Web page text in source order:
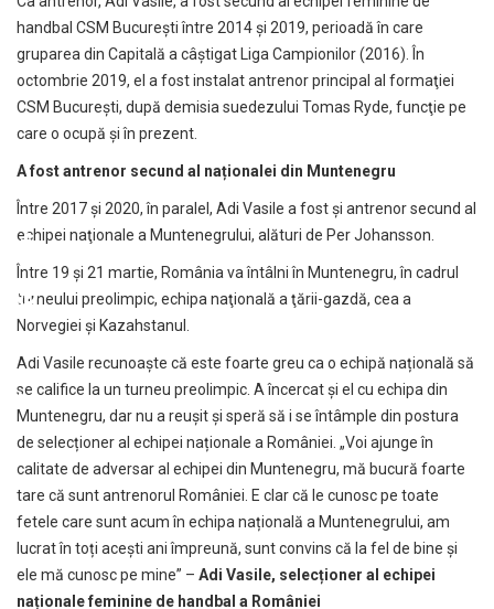
handbal CSM Bucureşti între 2014 şi 2019, perioadă în care
gruparea din Capitală a câştigat Liga Campionilor (2016). În
octombrie 2019, el a fost instalat antrenor principal al formaţiei
CSM Bucureşti, după demisia suedezului Tomas Ryde, funcţie pe
care o ocupă şi în prezent.
A fost antrenor secund al naționalei din Muntenegru
Între 2017 și 2020, în paralel, Adi Vasile a fost şi antrenor secund al
echipei naţionale a Muntenegrului, alături de Per Johansson.
Între 19 și 21 martie, România va întâlni în Muntenegru, în cadrul
turneului preolimpic, echipa naţională a ţării-gazdă, cea a
Norvegiei şi Kazahstanul.
Adi Vasile recunoaște că este foarte greu ca o echipă națională să
se califice la un turneu preolimpic. A încercat și el cu echipa din
Muntenegru, dar nu a reușit și speră să i se întâmple din postura
de selecționer al echipei naționale a României. „Voi ajunge în
calitate de adversar al echipei din Muntenegru, mă bucură foarte
tare că sunt antrenorul României. E clar că le cunosc pe toate
fetele care sunt acum în echipa națională a Muntenegrului, am
lucrat în toți acești ani împreună, sunt convins că la fel de bine și
ele mă cunosc pe mine” – Adi Vasile, selecționer al echipei
naționale feminine de handbal a României